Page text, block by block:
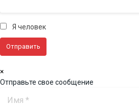
Я человек
×
Отправьте свое сообщение